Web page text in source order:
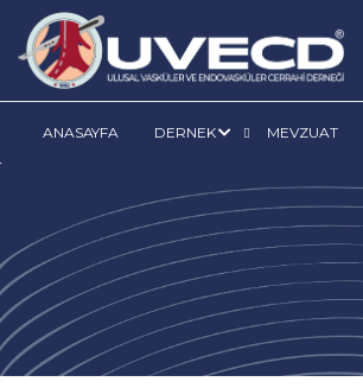
ANASAYFA DERNEK MEVZUAT